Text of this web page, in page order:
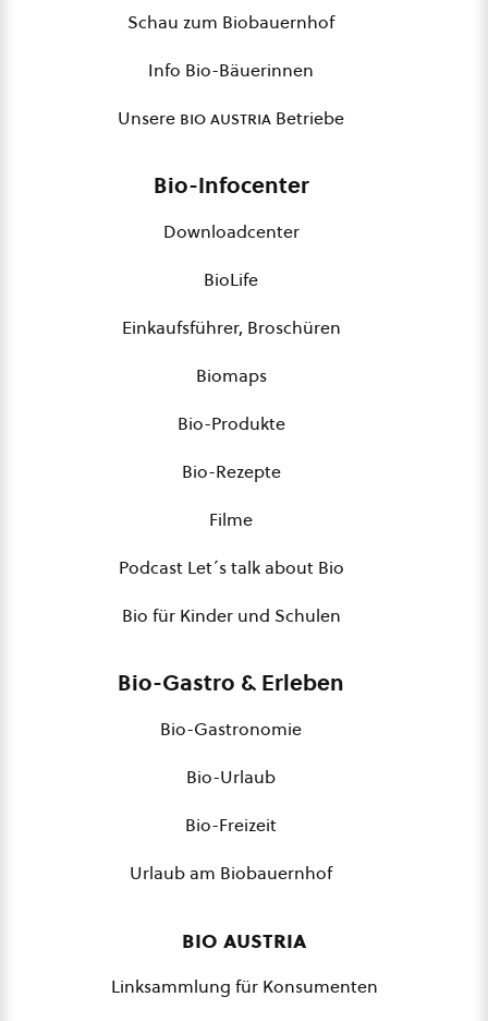
Schau zum Biobauernhof
Info Bio-Bäuerinnen
Unsere bio austria Betriebe
Bio-Infocenter
Downloadcenter
BioLife
Einkaufsführer, Broschüren
Biomaps
Bio-Produkte
Bio-Rezepte
Filme
Podcast Let´s talk about Bio
Bio für Kinder und Schulen
Bio-Gastro & Erleben
Bio-Gastronomie
Bio-Urlaub
Bio-Freizeit
Urlaub am Biobauernhof
bio austria
Linksammlung für Konsumenten